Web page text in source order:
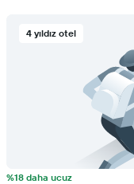
4 yıldız otel
%18 daha ucuz